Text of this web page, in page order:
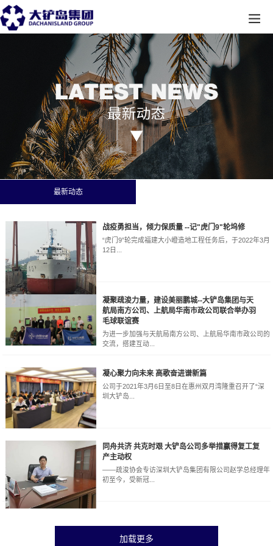
最新动态
战疫勇担当，倾力保质量 --记"虎门9"轮坞修
“虎门9”轮完成福建大小嶝造地工程任务后，于2022年3月
12日...
凝聚疏浚力量，建设美丽鹏城--大铲岛集团与天
航局南方公司、上航局华南市政公司联合举办羽
毛球联谊赛
为进一步加强与天航局南方公司、上航局华南市政公司的
交流，搭建互动...
凝心聚力向未来 高歌奋进谱新篇
公司于2021年3月6日至8日在惠州双月湾隆重召开了“深
圳大铲岛...
同舟共济 共克时艰 大铲岛公司多举措赢得复工复
产主动权
——疏浚协会专访深圳大铲岛集团有限公司赵学总经理年
初至今，受新冠...